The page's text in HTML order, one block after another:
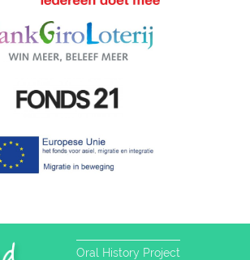
Oral History Project